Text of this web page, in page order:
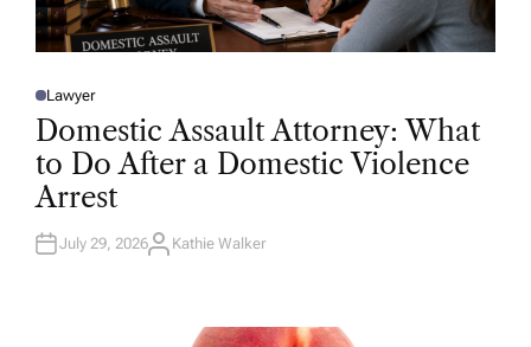
P
O
T
E
D
N
Lawyer
Domestic Assault Attorney: What
to Do After a Domestic Violence
Arrest
July 29, 2026A
Kathie Walker